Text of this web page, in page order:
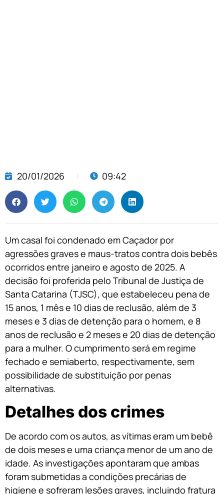
20/01/2026 09:42
Um casal foi condenado em Caçador por
agressões graves e maus-tratos contra dois bebês
ocorridos entre janeiro e agosto de 2025. A
decisão foi proferida pelo Tribunal de Justiça de
Santa Catarina (TJSC), que estabeleceu pena de
15 anos, 1 mês e 10 dias de reclusão, além de 3
meses e 3 dias de detenção para o homem, e 8
anos de reclusão e 2 meses e 20 dias de detenção
para a mulher. O cumprimento será em regime
fechado e semiaberto, respectivamente, sem
possibilidade de substituição por penas
alternativas.
Detalhes dos crimes
De acordo com os autos, as vítimas eram um bebê
de dois meses e uma criança menor de um ano de
idade. As investigações apontaram que ambas
foram submetidas a condições precárias de
higiene e sofreram lesões graves, incluindo fratura